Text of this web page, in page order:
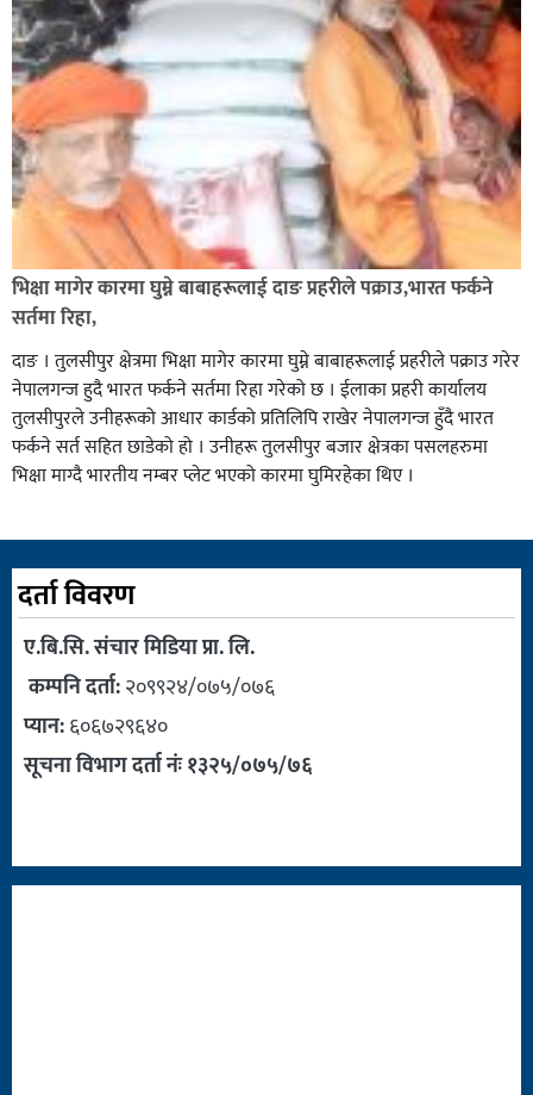
भिक्षा मागेर कारमा घुम्ने बाबाहरूलाई दाङ प्रहरीले पक्राउ,भारत फर्कने
सर्तमा रिहा,
दाङ । तुलसीपुर क्षेत्रमा भिक्षा मागेर कारमा घुम्ने बाबाहरूलाई प्रहरीले पक्राउ गरेर
नेपालगन्ज हुदै भारत फर्कने सर्तमा रिहा गरेको छ । ईलाका प्रहरी कार्यालय
तुलसीपुरले उनीहरूको आधार कार्डको प्रतिलिपि राखेर नेपालगन्ज हुँदै भारत
फर्कने सर्त सहित छाडेको हो । उनीहरू तुलसीपुर बजार क्षेत्रका पसलहरुमा
भिक्षा माग्दै भारतीय नम्बर प्लेट भएको कारमा घुमिरहेका थिए ।
दर्ता विवरण
ए.बि.सि. संचार मिडिया प्रा. लि.
कम्पनि दर्ता:२०९९२४/०७५/०७६
प्यान:६०६७२९६४०
सूचना विभाग दर्ता नंः १३२५/०७५/७६